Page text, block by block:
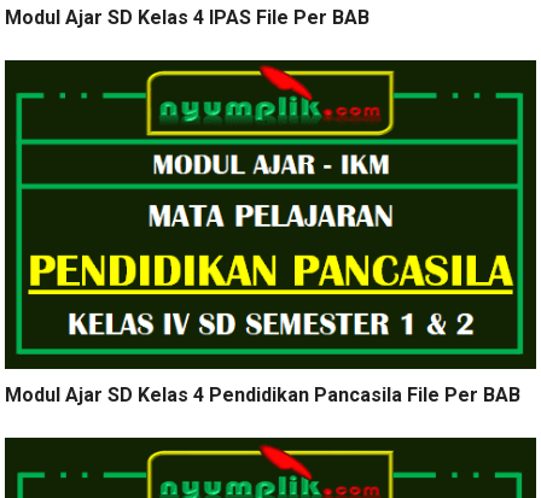
Modul Ajar SD Kelas 4 IPAS File Per BAB
Modul Ajar SD Kelas 4 Pendidikan Pancasila File Per BAB